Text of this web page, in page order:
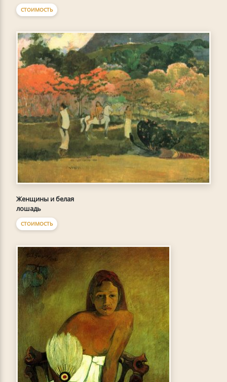
СТОИМОСТЬ
Женщины и белая
лошадь
СТОИМОСТЬ